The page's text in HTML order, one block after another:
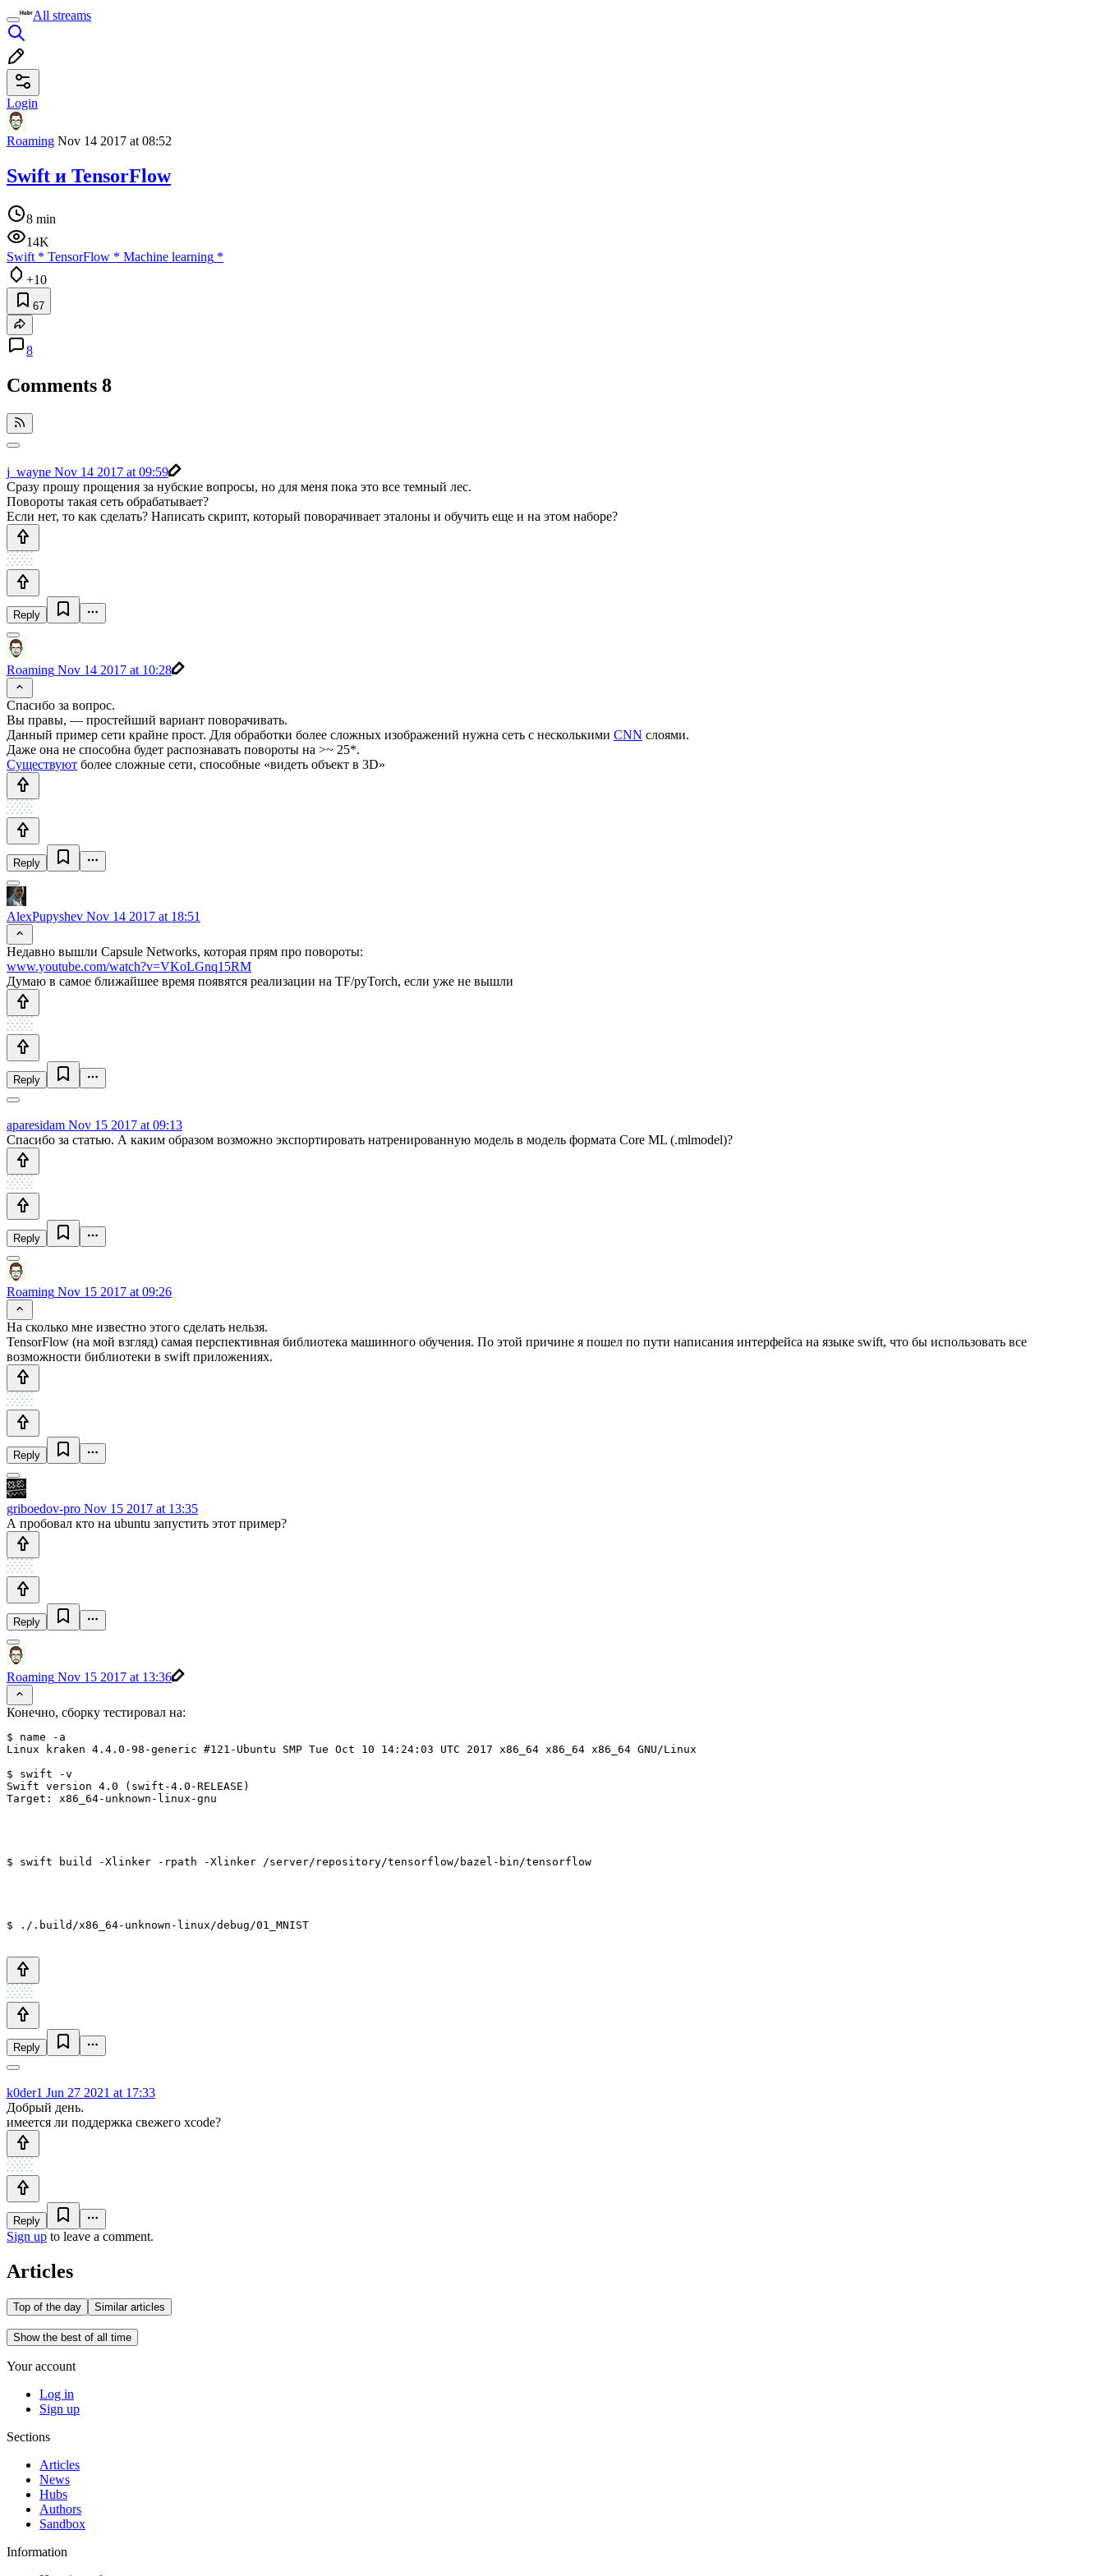
All streams
Login
Roaming Nov 14 2017 at 08:52
Swift и TensorFlow
8 min
14K
Swift * TensorFlow * Machine learning *
+10
67
8
Comments 8
j_wayne Nov 14 2017 at 09:59
Сразу прошу прощения за нубские вопросы, но для меня пока это все темный лес.
Повороты такая сеть обрабатывает?
Если нет, то как сделать? Написать скрипт, который поворачивает эталоны и обучить еще и на этом наборе?
Reply
Roaming Nov 14 2017 at 10:28
Спасибо за вопрос.
Вы правы, — простейший вариант поворачивать.
Данный пример сети крайне прост. Для обработки более сложных изображений нужна сеть с несколькими CNN слоями.
Даже она не способна будет распознавать повороты на >~ 25*.
Существуют более сложные сети, способные «видеть объект в 3D»
Reply
AlexPupyshev Nov 14 2017 at 18:51
Недавно вышли Capsule Networks, которая прям про повороты:
www.youtube.com/watch?v=VKoLGnq15RM
Думаю в самое ближайшее время появятся реализации на TF/pyTorch, если уже не вышли
Reply
aparesidam Nov 15 2017 at 09:13
Спасибо за статью. А каким образом возможно экспортировать натренированную модель в модель формата Core ML (.mlmodel)?
Reply
Roaming Nov 15 2017 at 09:26
На сколько мне известно этого сделать нельзя.
TensorFlow (на мой взгляд) самая перспективная библиотека машинного обучения. По этой причине я пошел по пути написания интерфейса на языке swift, что бы использовать все
возможности библиотеки в swift приложениях.
Reply
griboedov-pro Nov 15 2017 at 13:35
А пробовал кто на ubuntu запустить этот пример?
Reply
Roaming Nov 15 2017 at 13:36
Конечно, сборку тестировал на:
$ name -a
Linux kraken 4.4.0-98-generic #121-Ubuntu SMP Tue Oct 10 14:24:03 UTC 2017 x86_64 x86_64 x86_64 GNU/Linux
$ swift -v
Swift version 4.0 (swift-4.0-RELEASE)
Reply
k0der1 Jun 27 2021 at 17:33
Добрый день.
имеется ли поддержка свежего xcode?
Reply
Sign up to leave a comment.
Articles
Top of the day Similar articles
Show the best of all time
Your account
Log in
Sign up
Sections
Articles
News
Hubs
Authors
Sandbox
Information